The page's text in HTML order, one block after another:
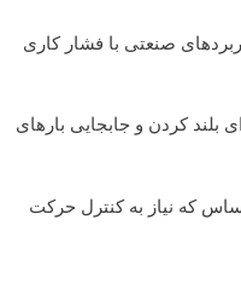
صنعتی با فشار کاری
بلند کردن و جابجایی بارهای
که نیاز به کنترل حرکت